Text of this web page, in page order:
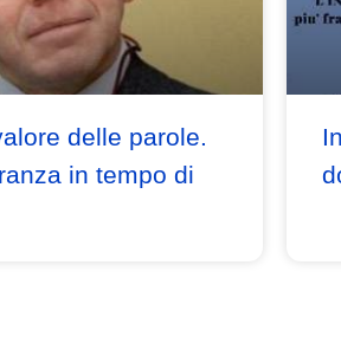
delle parole.
in tempo di